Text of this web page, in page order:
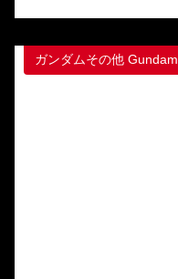
ガンダムその他